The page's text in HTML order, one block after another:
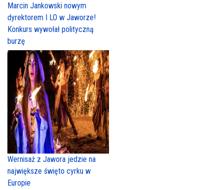
Marcin Jankowski nowym
dyrektorem I LO w Jaworze!
Konkurs wywołał polityczną
burzę
Wernisaż z Jawora jedzie na
największe święto cyrku w
Europie